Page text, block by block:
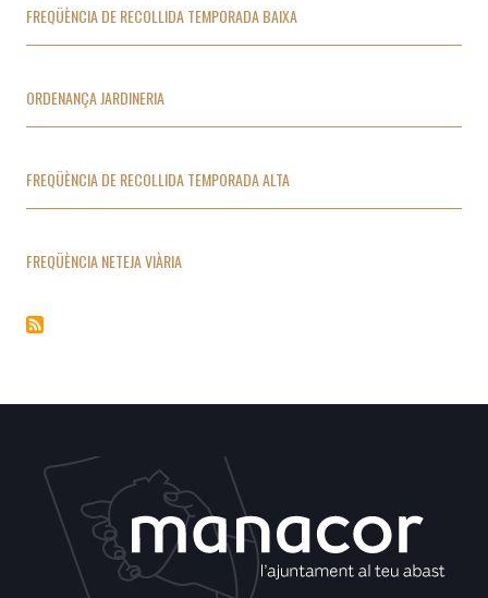
FREQÜÈNCIA DE RECOLLIDA TEMPORADA BAIXA
ORDENANÇA JARDINERIA
FREQÜÈNCIA DE RECOLLIDA TEMPORADA ALTA
FREQÜÈNCIA NETEJA VIÀRIA